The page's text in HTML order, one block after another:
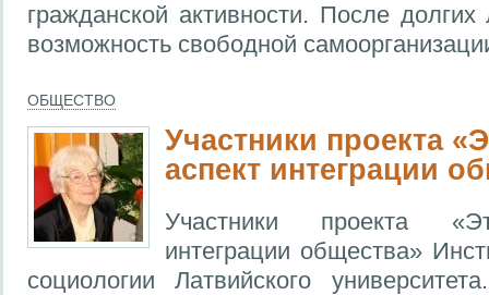
гражданской активности. После
возможность свободной
ОБЩЕСТВО
Участники проекта
аспект интеграции
Участники проекта
интеграции общества»
социологии Латвийского